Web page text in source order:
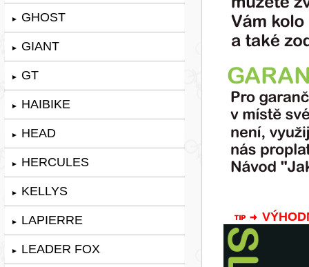
► GHOST
► GIANT
► GT
► HAIBIKE
► HEAD
► HERCULES
► KELLYS
► LAPIERRE
► LEADER FOX